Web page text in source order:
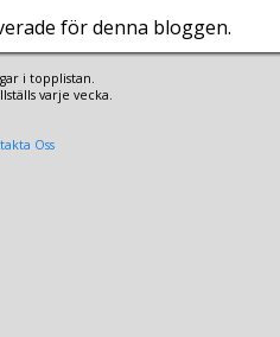
för denna bloggen.
i topplistan.
varje vecka.
Oss